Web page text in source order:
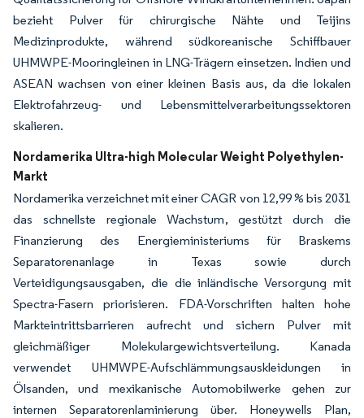
bezieht Pulver für chirurgische Nähte und Teijins
Medizinprodukte, während südkoreanische Schiffbauer
UHMWPE-Mooringleinen in LNG-Trägern einsetzen. Indien und
ASEAN wachsen von einer kleinen Basis aus, da die lokalen
Elektrofahrzeug- und Lebensmittelverarbeitungssektoren
skalieren.
Nordamerika Ultra-high Molecular Weight Polyethylen-
Markt
Nordamerika verzeichnet mit einer CAGR von 12,99 % bis 2031
das schnellste regionale Wachstum, gestützt durch die
Finanzierung des Energieministeriums für Braskems
Separatorenanlage in Texas sowie durch
Verteidigungsausgaben, die die inländische Versorgung mit
Spectra-Fasern priorisieren. FDA-Vorschriften halten hohe
Markteintrittsbarrieren aufrecht und sichern Pulver mit
gleichmäßiger Molekulargewichtsverteilung. Kanada
verwendet UHMWPE-Aufschlämmungsauskleidungen in
Ölsanden, und mexikanische Automobilwerke gehen zur
internen Separatorenlaminierung über. Honeywells Plan,